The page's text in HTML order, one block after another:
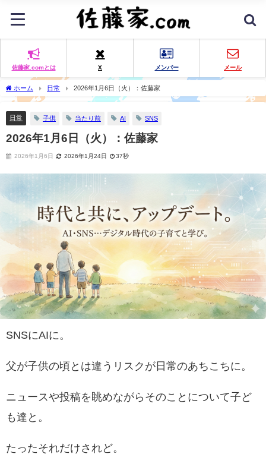
佐藤家.comとは X メンバー メール
ホーム 日常 2026年1月6日（火）：佐藤家
日常 子供 当たり前 AI SNS
2026年1月6日（火）：佐藤家
2026年1月6日 2026年1月24日 37秒
SNSにAIに。
父が子供の頃とは違うリスクが日常のあちこちに。
ニュースや投稿を眺めながらそのことについて子ど
も達と。
たったそれだけされど。